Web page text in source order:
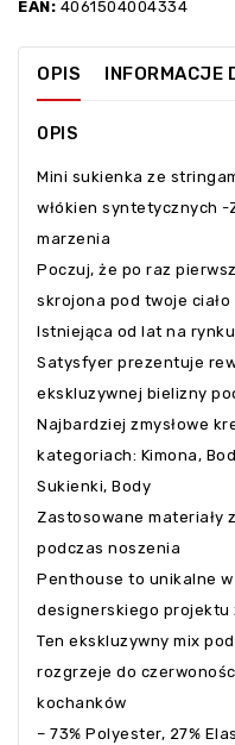
EAN: 4061504004334
OPIS INFORMACJE
OPIS
Mini sukienka ze
włókien syntetycznych
marzenia
Poczuj, że po raz
skrojona pod twoje ciało
Istniejąca od lat na
Satysfyer prezentuje
ekskluzywnej bielizny
Najbardziej zmysłowe
kategoriach: Kimona,
Sukienki, Body
Zastosowane materiały
podczas noszenia
Penthouse to unikalne
designerskiego projektu
Ten ekskluzywny mix
rozgrzeje do
kochanków
– 73% Polyester, 27%